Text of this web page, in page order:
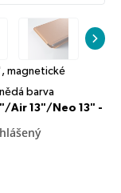
magnetické
barva
Air 13"/Neo 13" -